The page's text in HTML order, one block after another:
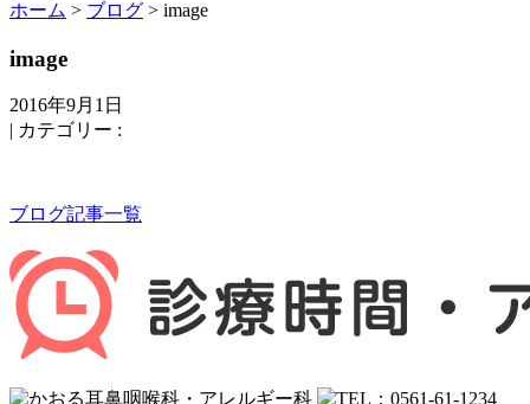
ホーム > ブログ > image
image
2016年9月1日
| カテゴリー :
ブログ記事一覧